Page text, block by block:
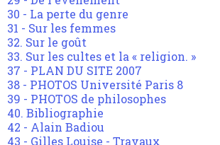
30 - La perte du genre
31 - Sur les femmes
32. Sur le goût
33. Sur les cultes et la « religion. »
37 - PLAN DU SITE 2007
38 - PHOTOS Université Paris 8
39 - PHOTOS de philosophes
40. Bibliographie
42 - Alain Badiou
43 - Gilles Louise - Travaux